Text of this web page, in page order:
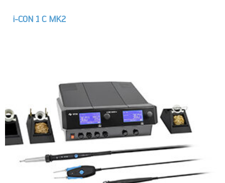
i-CON 1 C MK2